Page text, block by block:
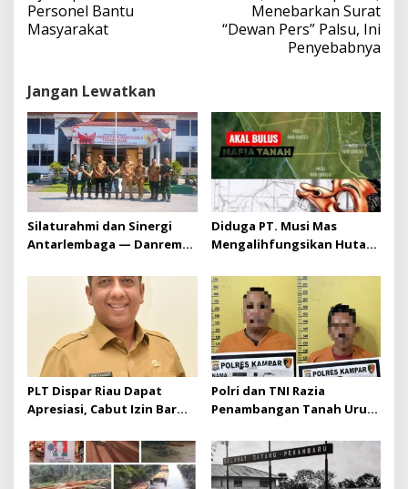
i
g
a
p
o
s
Personel Bantu
Masyarakat
Menebarkan Surat
“Dewan Pers” Palsu, Ini
Penyebabnya
Jangan Lewatkan
Silaturahmi dan Sinergi
Antarlembaga — Danrem
Kejaksaan Negeri Kuansing
Diduga PT. Musi Mas
Mengalihfungsikan Hutan
diduga melebihi batas izin
yang diizinkan
PLT Dispar Riau Dapat
Apresiasi, Cabut Izin Bar
Pro-Rakyat
Polri dan TNI Razia
Penambangan Tanah Urug,